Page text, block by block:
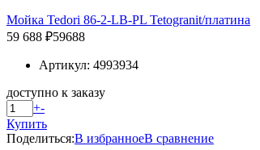
Мойка Tedori 86-2-LB-PL Tetogranit/платина
59 688 ₽59688
Артикул: 4993934
доступно к заказу
+-
Купить
Поделиться:В избранноеВ сравнение